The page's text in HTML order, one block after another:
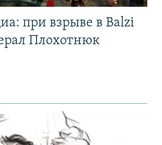
при взрыве в Balzi
Плохотнюк